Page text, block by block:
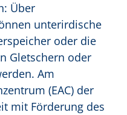
Über
unterirdische
oder die
Gletschern oder
Am
(EAC) der
mit Förderung des